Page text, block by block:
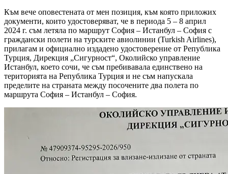
Към вече оповестената от мен позиция, към която приложих
документи, които удостоверяват, че в периода 5 – 8 април
2024 г. съм летяла по маршрут София – Истанбул – София с
граждански полети на турските авиолинии (Turkish Airlines),
прилагам и официално издадено удостоверение от Република
Турция, Дирекция „Сигурност“, Околийско управление
Истанбул, което сочи, че съм пребивавала единствено на
територията на Република Турция и не съм напускала
пределите на страната между посочените два полета по
маршрута София – Истанбул – София.